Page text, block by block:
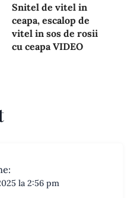
Snitel de vitel in
ceapa, escalop de
vitel in sos de rosii
cu ceapa VIDEO
la 2:56 pm